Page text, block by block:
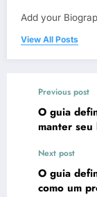
Add your
View All Posts
Previous post
O guia
manter
Next post
O guia
como um